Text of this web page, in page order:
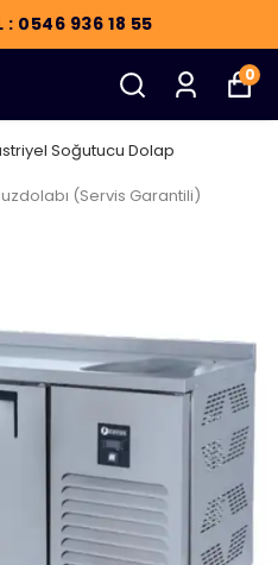
: 0546 936 18 55
0
Soğutucu Dolap
(Servis Garantili)